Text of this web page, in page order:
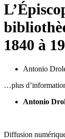
1840 à
Antonio
…plus
Antonio
Diffusion